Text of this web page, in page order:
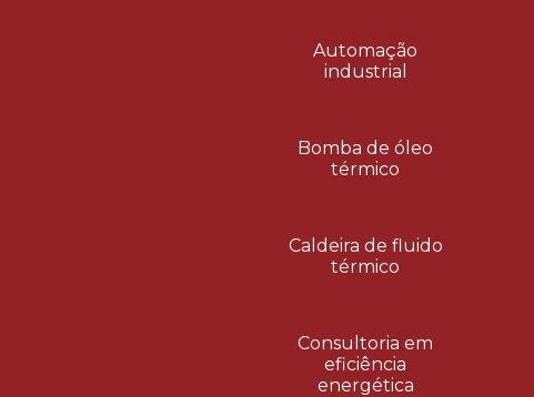
Automação
industrial
Bomba de óleo
térmico
Caldeira de fluido
térmico
Consultoria em
eficiência
energética